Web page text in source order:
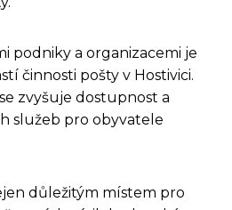
podniky a organizacemi je
činnosti pošty v Hostivici.
zvyšuje dostupnost a
služeb pro obyvatele
důležitým místem pro